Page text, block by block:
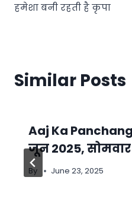
हमेशा बनी रहती है कृपा
Similar Posts
Aaj Ka
जून 2025, सोमवार
By June 23, 2025